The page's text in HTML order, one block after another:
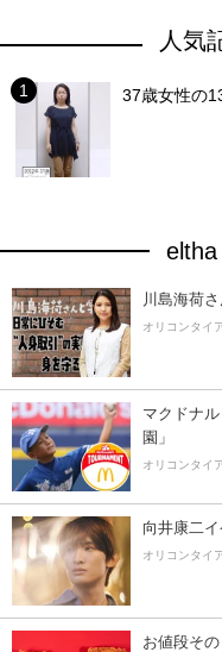
人気
37歳女性の
川島海荷
オリコンタイ
マクドナ
園」
オリコンタイ
向井康二
オリコンタイ
お値段そ